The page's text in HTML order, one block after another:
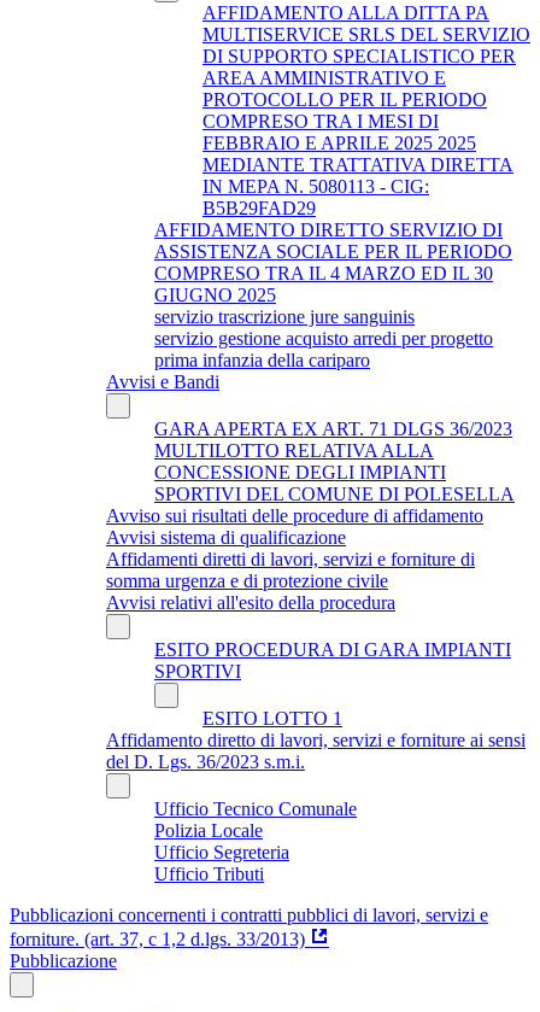
AFFIDAMENTO ALLA DITTA PA
MULTISERVICE SRLS DEL SERVIZIO
DI SUPPORTO SPECIALISTICO PER
AREA AMMINISTRATIVO E
PROTOCOLLO PER IL PERIODO
COMPRESO TRA I MESI DI
FEBBRAIO E APRILE 2025 2025
MEDIANTE TRATTATIVA DIRETTA
IN MEPA N. 5080113 - CIG:
B5B29FAD29
AFFIDAMENTO DIRETTO SERVIZIO DI
ASSISTENZA SOCIALE PER IL PERIODO
COMPRESO TRA IL 4 MARZO ED IL 30
GIUGNO 2025
servizio trascrizione jure sanguinis
servizio gestione acquisto arredi per progetto
prima infanzia della cariparo
Avvisi e Bandi
GARA APERTA EX ART. 71 DLGS 36/2023
MULTILOTTO RELATIVA ALLA
CONCESSIONE DEGLI IMPIANTI
SPORTIVI DEL COMUNE DI POLESELLA
Avviso sui risultati delle procedure di affidamento
Avvisi sistema di qualificazione
Affidamenti diretti di lavori, servizi e forniture di
somma urgenza e di protezione civile
Avvisi relativi all'esito della procedura
ESITO PROCEDURA DI GARA IMPIANTI
SPORTIVI
ESITO LOTTO 1
Affidamento diretto di lavori, servizi e forniture ai sensi
del D. Lgs. 36/2023 s.m.i.
Ufficio Tecnico Comunale
Polizia Locale
Ufficio Segreteria
Ufficio Tributi
Pubblicazioni concernenti i contratti pubblici di lavori, servizi e
forniture. (art. 37, c 1,2 d.lgs. 33/2013)
Pubblicazione